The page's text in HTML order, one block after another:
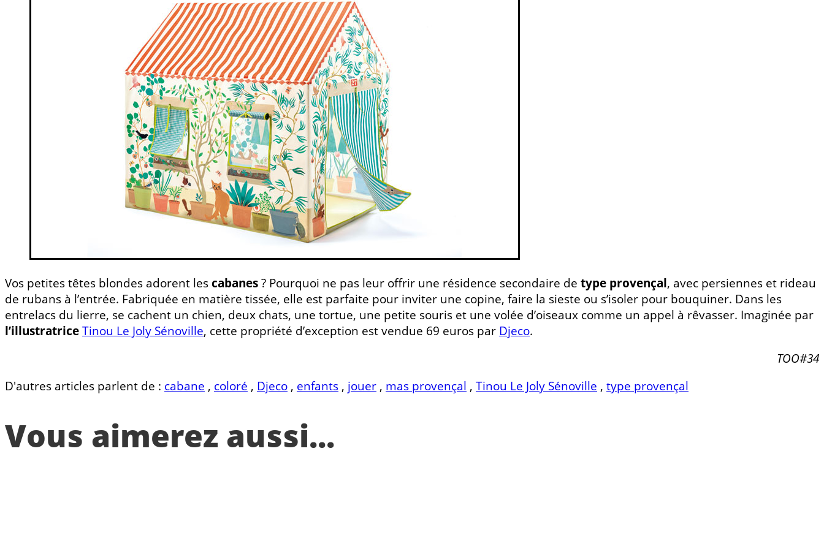
Vos petites têtes blondes adorent lescabanes? Pourquoi ne pas leur offrir une résidence secondaire de type provençal, avec persiennes et rideau
de rubans à l’entrée. Fabriquée en matière tissée, elle est parfaite pour inviter une copine, faire la sieste ou s’isoler pour bouquiner. Dans les
entrelacs du lierre, se cachent un chien, deux chats, une tortue, une petite souris et une volée d’oiseaux comme un appel à rêvasser. Imaginée par
l’illustratriceTinou Le Joly Sénoville, cette propriété d’exception est vendue 69 euros par Djeco.
TOO#34
D'autres articles parlent de : cabane , coloré , Djeco , enfants , jouer , mas provençal , Tinou Le Joly Sénoville , type provençal
Vous aimerez aussi...